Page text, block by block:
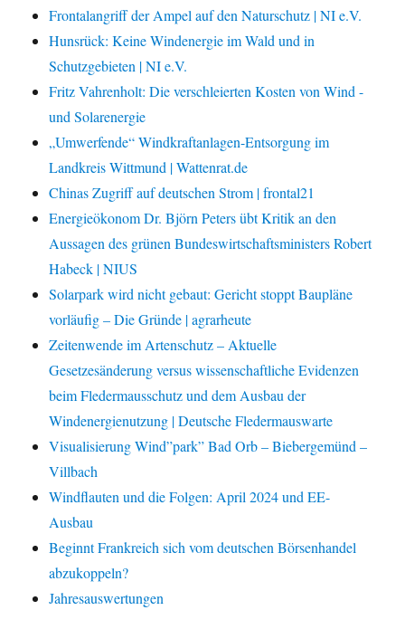
Frontalangriff der Ampel auf den Naturschutz | NI e.V.
Hunsrück: Keine Windenergie im Wald und in
Schutzgebieten | NI e.V.
Fritz Vahrenholt: Die verschleierten Kosten von Wind -
und Solarenergie
„Umwerfende“ Windkraftanlagen-Entsorgung im
Landkreis Wittmund | Wattenrat.de
Chinas Zugriff auf deutschen Strom | frontal21
Energieökonom Dr. Björn Peters übt Kritik an den
Aussagen des grünen Bundeswirtschaftsministers Robert
Habeck | NIUS
Solarpark wird nicht gebaut: Gericht stoppt Baupläne
vorläufig – Die Gründe | agrarheute
Zeitenwende im Artenschutz – Aktuelle
Gesetzesänderung versus wissenschaftliche Evidenzen
beim Fledermausschutz und dem Ausbau der
Windenergienutzung | Deutsche Fledermauswarte
Visualisierung Wind”park” Bad Orb – Biebergemünd –
Villbach
Windflauten und die Folgen: April 2024 und EE-
Ausbau
Beginnt Frankreich sich vom deutschen Börsenhandel
abzukoppeln?
Jahresauswertungen